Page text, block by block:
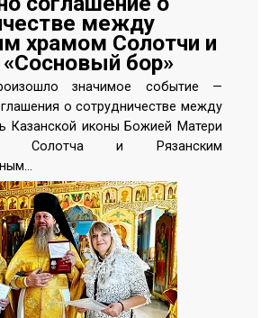
между
храмом Солотчи и
бор»
значимое событие —
о сотрудничестве между
Казанской иконы Божией Матери
Солотча и Рязанским